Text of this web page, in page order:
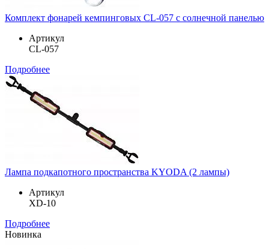
Комплект фонарей кемпинговых CL-057 с солнечной панелью
Артикул
CL-057
Подробнее
Лампа подкапотного пространства KYODA (2 лампы)
Артикул
XD-10
Подробнее
Новинка